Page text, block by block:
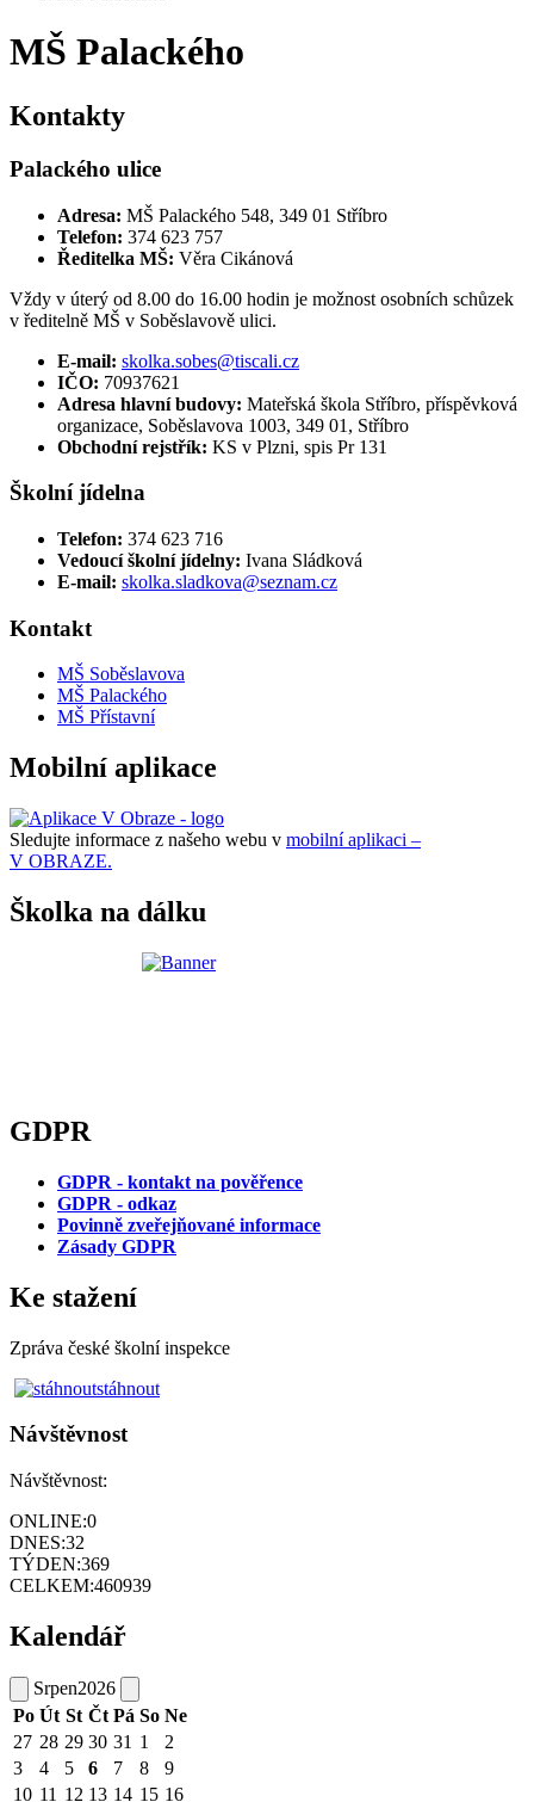
MŠ Palackého
Kontakty
Palackého ulice
Adresa: MŠ Palackého 548, 349 01 Stříbro
Telefon: 374 623 757
Ředitelka MŠ: Věra Cikánová
Vždy v úterý od 8.00 do 16.00 hodin je možnost osobních schůzek
v ředitelně MŠ v Soběslavově ulici.
E-mail: skolka.sobes@tiscali.cz
IČO: 70937621
Adresa hlavní budovy: Mateřská škola Stříbro, příspěvková
organizace, Soběslavova 1003, 349 01, Stříbro
Obchodní rejstřík: KS v Plzni, spis Pr 131
Školní jídelna
Telefon: 374 623 716
Vedoucí školní jídelny: Ivana Sládková
E-mail: skolka.sladkova@seznam.cz
Kontakt
MŠ Soběslavova
MŠ Palackého
MŠ Přístavní
Mobilní aplikace
Sledujte informace z našeho webu v mobilní aplikaci –
V OBRAZE.
Školka na dálku
GDPR
GDPR - kontakt na pověřence
GDPR - odkaz
Povinně zveřejňované informace
Zásady GDPR
Ke stažení
Zpráva české školní inspekce
stáhnout
Návštěvnost
Návštěvnost:
ONLINE:0
DNES:32
TÝDEN:369
CELKEM:460939
Kalendář
Srpen2026
Po Út St Čt Pá So Ne
27 28 29 30 31 1
2
3
4 5 6 7 8
9
10 11 12 13 14 15 16